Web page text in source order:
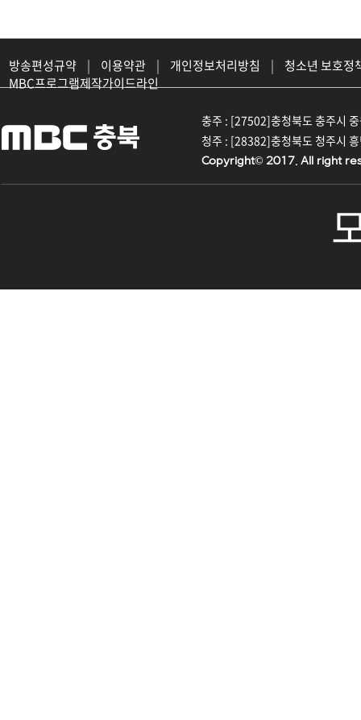
방송편성규약 | 이용약관 | 개인정보처리방침 |
청소년 보호정
MBC프로그램제작가이드라인
충주 : [27502]충청북도 충주시
청주 : [28382]충청북도 청주시
Copyright© 2017. All right